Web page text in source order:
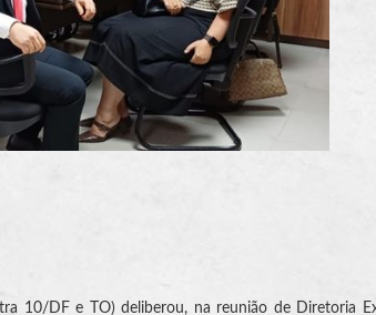
10/DF e TO) deliberou, na reunião de Diretoria